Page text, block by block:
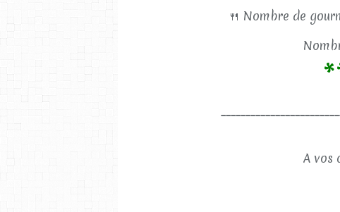
🍴 Nombre de
A vos